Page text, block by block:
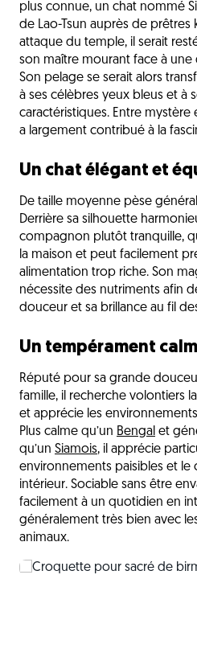
plus connue, un chat nommé
de Lao-Tsun auprès de prêtres
attaque du temple, il serait
son maître mourant face à une
Son pelage se serait alors
à ses célèbres yeux bleus et à
caractéristiques. Entre
a largement contribué à la
Un chat élégant et
De taille moyenne pèse
Derrière sa silhouette
compagnon plutôt tranquille,
la maison et peut facilement
alimentation trop riche. Son
nécessite des nutriments afin
douceur et sa brillance au fil
Un tempérament
Réputé pour sa grande
famille, il recherche volontiers
et apprécie les
Plus calme qu’un Bengal et
qu’un Siamois, il apprécie
environnements paisibles et le
intérieur. Sociable sans être
facilement à un quotidien en
généralement très bien avec
animaux.